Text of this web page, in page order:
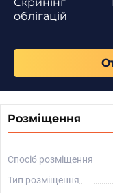
облігацій
Розміщення
Спосіб розміщення
Тип розміщення